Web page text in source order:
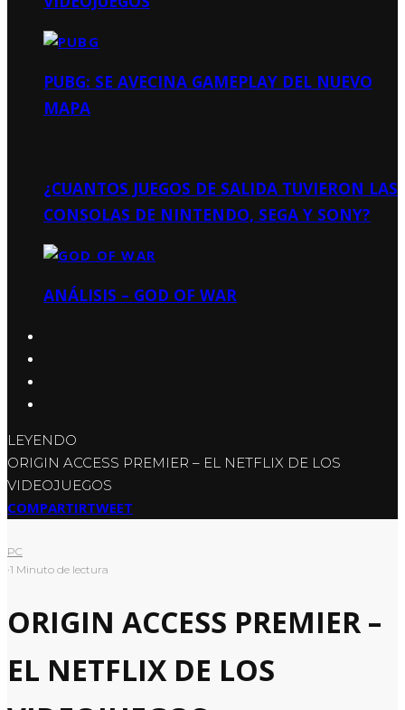
PUBG: SE AVECINA GAMEPLAY DEL NUEVO
MAPA
¿CUANTOS JUEGOS DE SALIDA TUVIERON LAS
CONSOLAS DE NINTENDO, SEGA Y SONY?
ANÁLISIS – GOD OF WAR
LEYENDO
ORIGIN ACCESS PREMIER – EL NETFLIX DE LOS
VIDEOJUEGOS
COMPARTIRTWEET
PC
·1 Minuto de lectura
ORIGIN ACCESS PREMIER –
EL NETFLIX DE LOS